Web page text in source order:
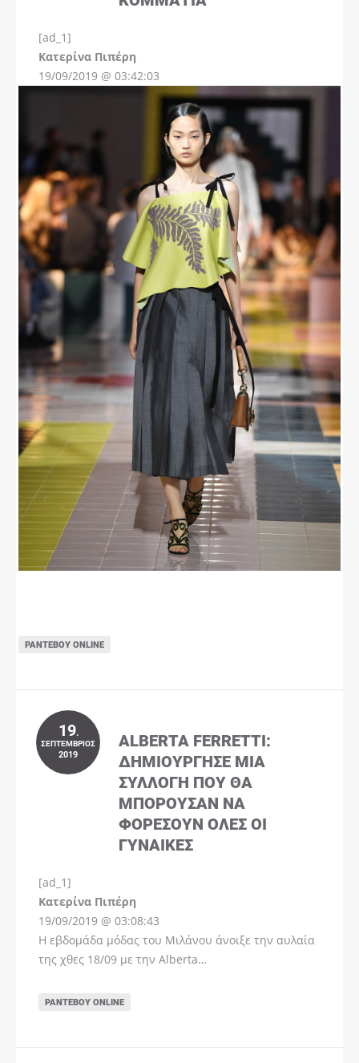
[ad_1]
Kατερίνα Πιπέρη
19/09/2019 @ 03:42:03
ΡΑΝΤΕΒΟΎ ONLINE
19.
ΣΕΠΤΈΜΒΡΙΟΣ
2019
ALBERTA FERRETTI:
ΔΗΜΙΟΎΡΓΗΣΕ ΜΊΑ
ΣΥΛΛΟΓΉ ΠΟΥ ΘΑ
ΜΠΟΡΟΎΣΑΝ ΝΑ
ΦΟΡΈΣΟΥΝ ΌΛΕΣ ΟΙ
ΓΥΝΑΊΚΕΣ
[ad_1]
Kατερίνα Πιπέρη
19/09/2019 @ 03:08:43
Η εβδομάδα μόδας του Μιλάνου άνοιξε την αυλαία
της χθες 18/09 με την Alberta…
ΡΑΝΤΕΒΟΎ ONLINE